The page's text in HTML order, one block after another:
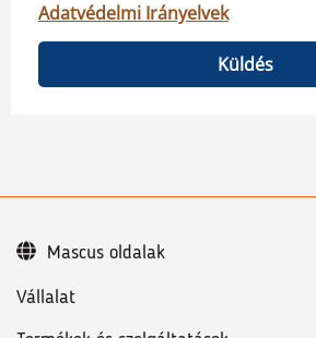
Adatvédelmi Irányelvek
Küldés
Vállalat
Mascus oldalak